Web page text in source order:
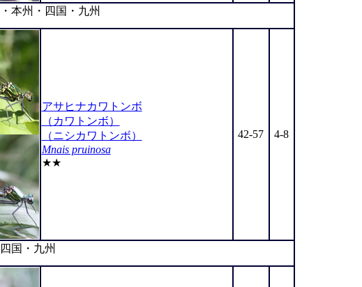
州・四国・九州
アサヒナカワトンボ
（カワトンボ）
（ニシカワトンボ）
Mnais pruinosa
★★
42-57 4-8
国・九州